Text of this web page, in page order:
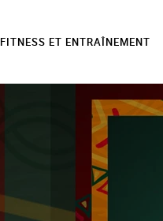
FITNESS ET ENTRAÎNEMENT